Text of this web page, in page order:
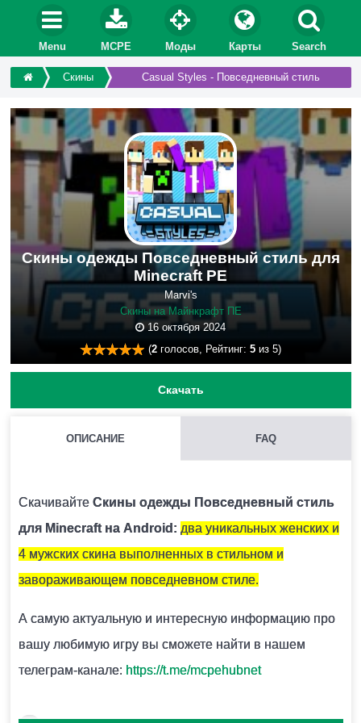
Menu MCPE Моды Карты Search
Скины Casual Styles - Повседневный стиль
Скины одежды Повседневный стиль для
Minecraft PE
Marvi's
Скины на Майнкрафт ПЕ
16 октября 2024
(2 голосов, Рейтинг: 5 из 5)
Скачать
ОПИСАНИЕ FAQ
СкачивайтеСкины одежды Повседневный стиль
для Minecraft на Android: два уникальных женских и
4 мужских скина выполненных в стильном и
завораживающем повседневном стиле.
А самую актуальную и интересную информацию про
вашу любимую игру вы сможете найти в нашем
телеграм-канале: https://t.me/mcpehubnet
гардеробную персонажа.
МОЖНО ЛИ УСТАНОВИТЬ СРАЗУ НЕСКОЛЬКО НОВЫХ
ЧТО ЗНАЧИТ ВЫБРАТЬ КОРРЕКТНУЮ МОДЕЛЬ ДЛЯ СКИНА